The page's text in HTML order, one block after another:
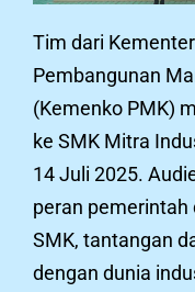
Tim dari
Pembangunan
(Kemenko PMK)
ke SMK Mitra
14 Juli 2025.
peran pemerintah
SMK, tantangan
dengan dunia